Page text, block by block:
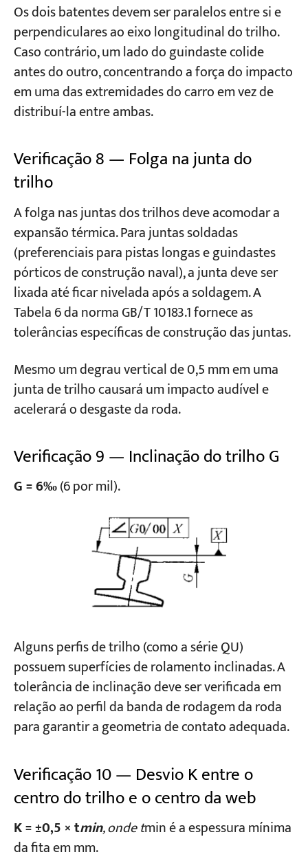
Os dois batentes devem ser paralelos entre si e
perpendiculares ao eixo longitudinal do trilho.
Caso contrário, um lado do guindaste colide
antes do outro, concentrando a força do impacto
em uma das extremidades do carro em vez de
distribuí-la entre ambas.
Verificação 8 — Folga na junta do
trilho
A folga nas juntas dos trilhos deve acomodar a
expansão térmica. Para juntas soldadas
(preferenciais para pistas longas e guindastes
pórticos de construção naval), a junta deve ser
lixada até ficar nivelada após a soldagem. A
Tabela 6 da norma GB/T 10183.1 fornece as
tolerâncias específicas de construção das juntas.
Mesmo um degrau vertical de 0,5 mm em uma
junta de trilho causará um impacto audível e
acelerará o desgaste da roda.
Verificação 9 — Inclinação do trilho G
G = 6‰(6 por mil).
Alguns perfis de trilho (como a série QU)
possuem superfícies de rolamento inclinadas. A
tolerância de inclinação deve ser verificada em
relação ao perfil da banda de rodagem da roda
para garantir a geometria de contato adequada.
Verificação 10 — Desvio K entre o
centro do trilho e o centro da web
K = ±0,5 × tmin, onde tmin é a espessura mínima
da fita em mm.